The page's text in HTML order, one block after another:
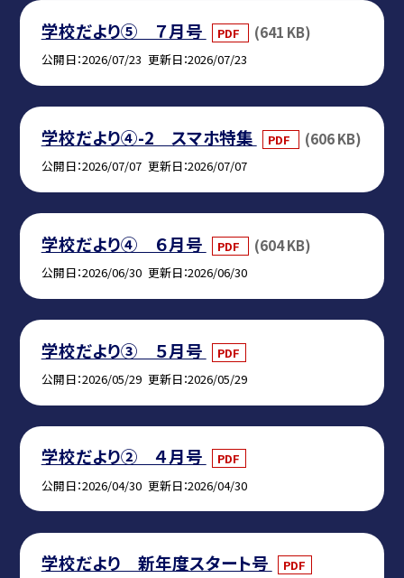
学校だより⑤ ７月号 PDF (641 KB)
公開日 2026/07/23 更新日 2026/07/23
学校だより④-2 スマホ特集 PDF (606 KB)
公開日 2026/07/07 更新日 2026/07/07
学校だより④ ６月号 PDF (604 KB)
公開日 2026/06/30 更新日 2026/06/30
学校だより③ ５月号
PDF
公開日 2026/05/29 更新日 2026/05/29
学校だより② ４月号
PDF
公開日 2026/04/30 更新日 2026/04/30
学校だより 新年度スタート号
PDF